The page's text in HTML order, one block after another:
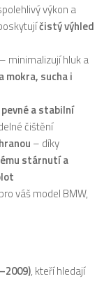
výkon a
čistý výhled
– minimalizují hluk a
mokra, sucha i
pevné a stabilní
čištění
– díky
stárnutí a
váš model BMW,
, kteří hledají